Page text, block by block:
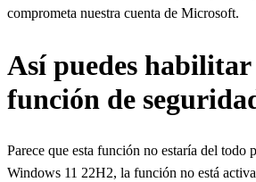
comprometa nuestra cuenta de Microsoft.
Así puedes habilitar
función de
Parece que esta función no estaría del todo
Windows 11 22H2, la función no está